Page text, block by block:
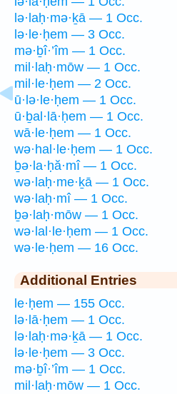
lə·laḥ·mə·ḵā — 1 Occ.
lə·le·ḥem — 3 Occ.
mə·ḇî·’îm — 1 Occ.
mil·laḥ·mōw — 1 Occ.
mil·le·ḥem — 2 Occ.
ū·lə·le·ḥem — 1 Occ.
ū·ḇal·lā·ḥem — 1 Occ.
wā·le·ḥem — 1 Occ.
wə·hal·le·ḥem — 1 Occ.
ḇə·la·ḥă·mî — 1 Occ.
wə·laḥ·me·ḵā — 1 Occ.
wə·laḥ·mî — 1 Occ.
ḇə·laḥ·mōw — 1 Occ.
wə·lal·le·ḥem — 1 Occ.
wə·le·ḥem — 16 Occ.
Additional Entries
le·ḥem — 155 Occ.
lə·lā·ḥem — 1 Occ.
lə·laḥ·mə·ḵā — 1 Occ.
lə·le·ḥem — 3 Occ.
mə·ḇî·’îm — 1 Occ.
mil·laḥ·mōw — 1 Occ.